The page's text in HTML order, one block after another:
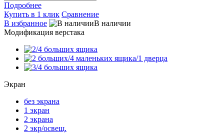
Подробнее
Купить в 1 клик Сравнение
В избранное
В наличии
Модификация верстака
Экран
без экрана
1 экран
2 экрана
2 экр/освещ.